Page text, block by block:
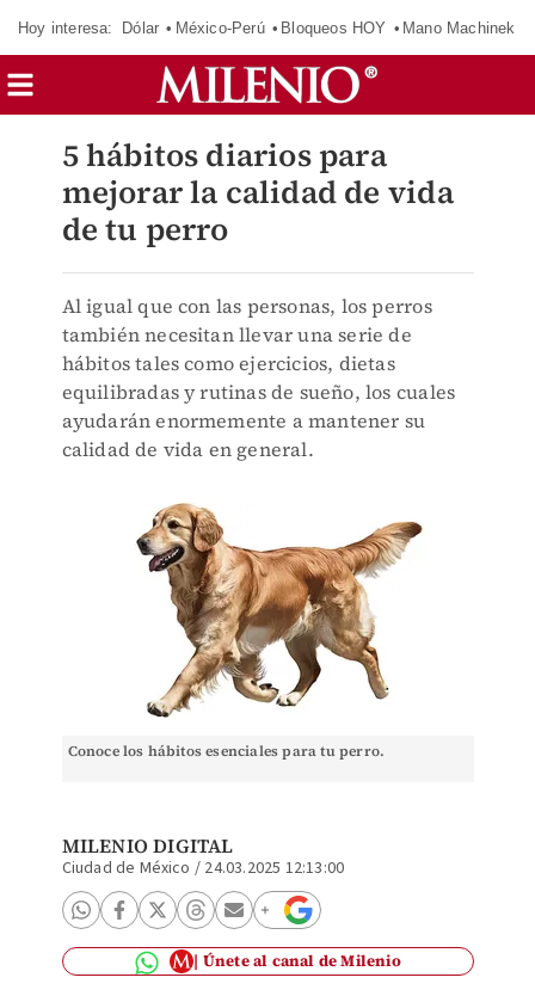
Hoy interesa: Dólar México-Perú Bloqueos HOY Mano Machinek
5 hábitos diarios para
mejorar la calidad de vida
de tu perro
Al igual que con las personas, los perros
también necesitan llevar una serie de
hábitos tales como ejercicios, dietas
equilibradas y rutinas de sueño, los cuales
ayudarán enormemente a mantener su
calidad de vida en general.
Conoce los hábitos esenciales para tu perro.
MILENIO DIGITAL
Ciudad de México / 24.03.2025 12:13:00
Únete al canal de Milenio